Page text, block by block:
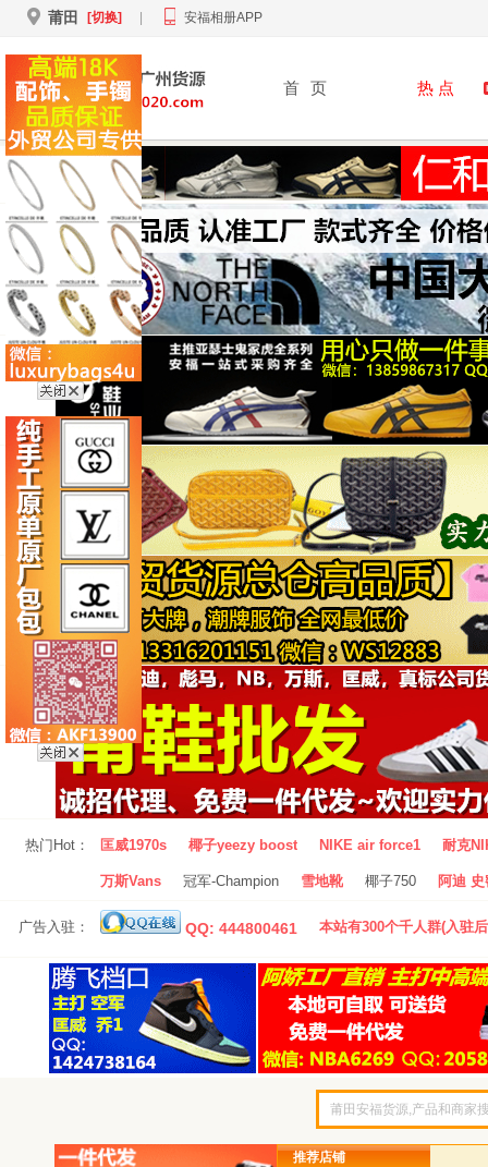
莆田 [切换] 安福相册APP
首 页 热 点
热门Hot： 匡威1970s 椰子yeezy boost NIKE air force1 耐克
万斯Vans 冠军-Champion 雪地靴 椰子750 阿迪
广告入驻： QQ: 444800461 本站有300个千人群(入驻
推荐店铺